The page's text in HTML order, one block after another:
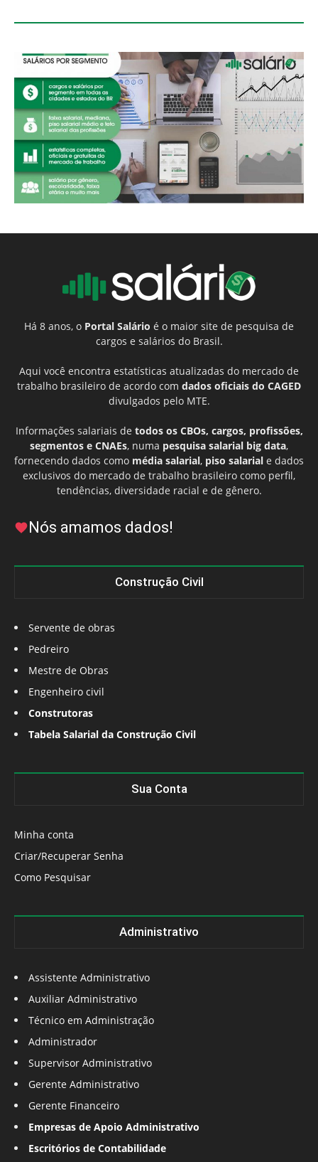
Há 8 anos, o Portal Salário é o maior site de pesquisa de
cargos e salários do Brasil.
Aqui você encontra estatísticas atualizadas do mercado de
trabalho brasileiro de acordo com dados oficiais do CAGED
divulgados pelo MTE.
Informações salariais de todos os CBOs, cargos, profissões,
segmentos e CNAEs, numa pesquisa salarial big data,
fornecendo dados como média salarial, piso salarial e dados
exclusivos do mercado de trabalho brasileiro como perfil,
tendências, diversidade racial e de gênero.
Nós amamos dados!
Construção Civil
Servente de obras
Pedreiro
Mestre de Obras
Engenheiro civil
Construtoras
Tabela Salarial da Construção Civil
Sua Conta
Minha conta
Criar/Recuperar Senha
Como Pesquisar
Administrativo
Assistente Administrativo
Auxiliar Administrativo
Técnico em Administração
Administrador
Supervisor Administrativo
Gerente Administrativo
Gerente Financeiro
Empresas de Apoio Administrativo
Escritórios de Contabilidade